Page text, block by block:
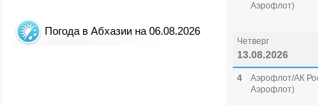
Погода в Абхазии на 06.08.2026
Аэрофлот)
Четверг
13.08.2026
4
Аэрофлот/АК
Аэрофлот)